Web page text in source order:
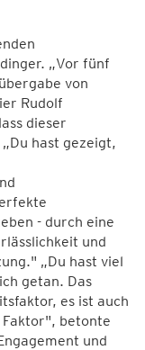
„Vor fünf
von
Rudolf
dieser
hast gezeigt,
- durch eine
und
„Du hast viel
getan. Das
es ist auch
betonte
und